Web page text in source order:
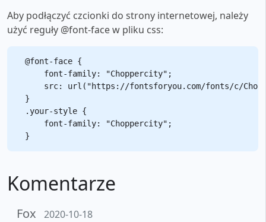
Aby podłączyć czcionki do strony internetowej, należy
użyć reguły @font-face w pliku css:
@font-face {
    font-family: "Choppercity";
src: url("https://fontsforyou.com/fonts/c/
}
.your-style {
    font-family: "Choppercity";
Komentarze
Fox
2020-10-18